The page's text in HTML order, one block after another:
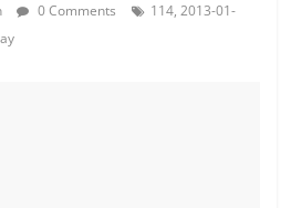
0 Comments
114, 2013-01-